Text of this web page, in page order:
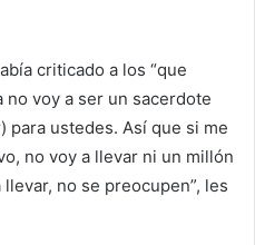
criticado a los “que
no voy a ser un sacerdote
para ustedes. Así que si me
no voy a llevar ni un millón
no se preocupen”, les